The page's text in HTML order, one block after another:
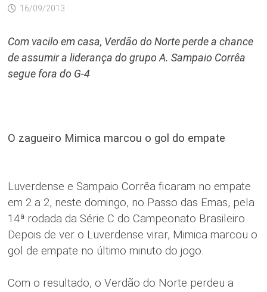
16/09/2013
Com vacilo em casa, Verdão do Norte perde a chance
de assumir a liderança do grupo A. Sampaio Corrêa
segue fora do G-4
O zagueiro Mimica marcou o gol do empate
Luverdense e Sampaio Corrêa ficaram no empate
em 2 a 2, neste domingo, no Passo das Emas, pela
14ª rodada da Série C do Campeonato Brasileiro.
Depois de ver o Luverdense virar, Mimica marcou o
gol de empate no último minuto do jogo.
Com o resultado, o Verdão do Norte perdeu a